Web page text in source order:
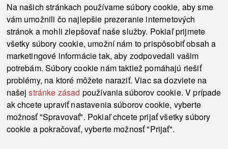
Na našich stránkach používame súbory cookie, aby sme
vám umožnili čo najlepšie prezeranie internetových
stránok a mohli zlepšovať naše služby. Pokiaľ prijmete
všetky súbory cookie, umožní nám to prispôsobiť obsah a
marketingové informácie tak, aby zodpovedali vašim
potrebám. Súbory cookie nám taktiež pomáhajú riešiť
problémy, na ktoré môžete naraziť. Viac sa dozviete na
našejstránke zásad používania súborov cookie. V prípade
ak chcete upraviť nastavenia súborov cookie, vyberte
možnosť "Spravovať". Pokiaľ chcete prijať všetky súbory
cookie a pokračovať, vyberte možnosť "Prijať".
Odoslať
© 2021-2026 ku.sk. Všetky práva vyhradené. | Ochrana osobných údajov
Vyhlásenie o prístupnosti |
Admin
This site is protected by reCAPTCHA and the Google Privacy Policy and Terms of
Service
apply.